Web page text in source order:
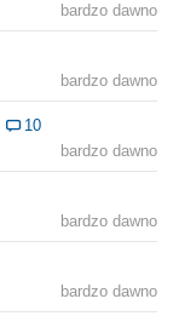
bardzo dawno
bardzo dawno
10
bardzo dawno
bardzo dawno
bardzo dawno